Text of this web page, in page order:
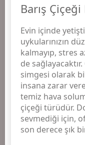
Barış
Evin içinde
uykularınızın
kalmayıp, stres
de
simgesi olarak
insana zarar
temiz hava
çiçeği türüdür.
sevmediği için,
son derece şık